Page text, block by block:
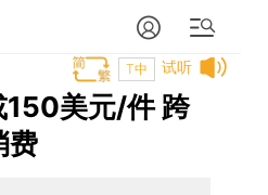
试听
T中
150美元/件 跨
费